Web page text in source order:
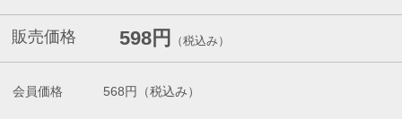
販売価格 598円 （税込み）
会員価格 568円 （税込み）